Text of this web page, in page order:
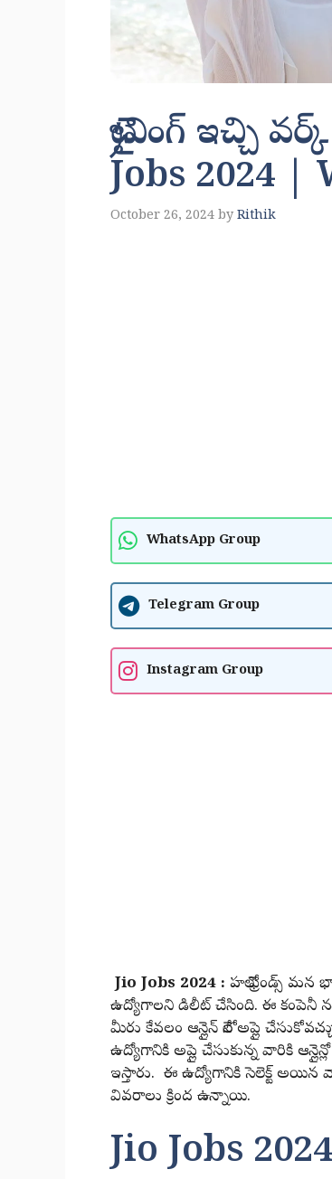
ట్రైనింగ్ ఇచ్చి
Jobs 2024 |
October 26, 2024 by Rithik
WhatsApp Group
Telegram Group
Instagram Group
Jio Jobs 2024 : హలో ఫ్రెండ్స్
ఉద్యోగాలని డిలీట్ చేసింది. ఈ కంపెనీ
మీరు కేవలం ఆన్లైన్ లోనే అప్లై
ఉద్యోగానికి అప్లై చేసుకున్న వారికి
ఇస్తారు. ఈ ఉద్యోగానికి సెలెక్ట్ అయిన
వివరాలు క్రింద ఉన్నాయి.
Jio Jobs 2024